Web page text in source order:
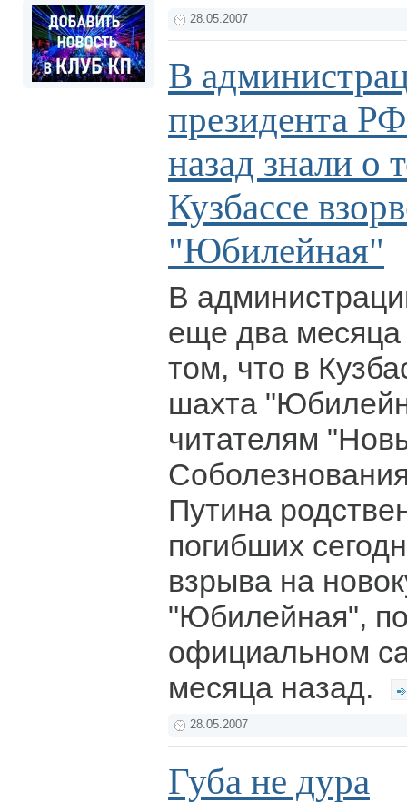
28.05.2007
В
президента
назад знали о
Кузбассе
"Юбилейная"
В
еще два месяца
том, что в
шахта
читателям
Путина
погибших
взрыва на
"Юбилейная",
официальном
месяца назад.
28.05.2007
Губа не дура